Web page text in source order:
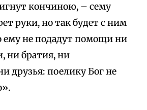
кончиною, – сему
руки, но так будет с ним
ему не подадут помощи ни
ни братия, ни
друзья: поелику Бог не